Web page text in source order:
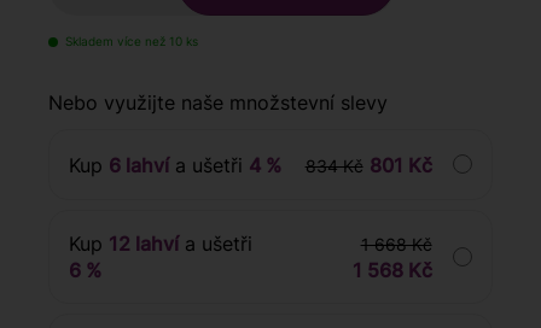
Skladem více než 10 ks
Nebo využijte naše množstevní slevy
Kup 6 lahvía ušetři 4 % 834 Kč 801 Kč
Kup 12 lahvía ušetři
6 %
1 668 Kč
1 568 Kč